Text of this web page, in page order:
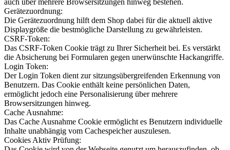
auch über mehrere Browsersitzungen hinweg bestehen.
Gerätezuordnung:
Die Gerätezuordnung hilft dem Shop dabei für die aktuell aktive
Displaygröße die bestmögliche Darstellung zu gewährleisten.
CSRF-Token:
Das CSRF-Token Cookie trägt zu Ihrer Sicherheit bei. Es verstärkt
die Absicherung bei Formularen gegen unerwünschte Hackangriffe.
Login Token:
Der Login Token dient zur sitzungsübergreifenden Erkennung von
Benutzern. Das Cookie enthält keine persönlichen Daten,
ermöglicht jedoch eine Personalisierung über mehrere
Browsersitzungen hinweg.
Cache Ausnahme:
Das Cache Ausnahme Cookie ermöglicht es Benutzern individuelle
Inhalte unabhängig vom Cachespeicher auszulesen.
Cookies Aktiv Prüfung: